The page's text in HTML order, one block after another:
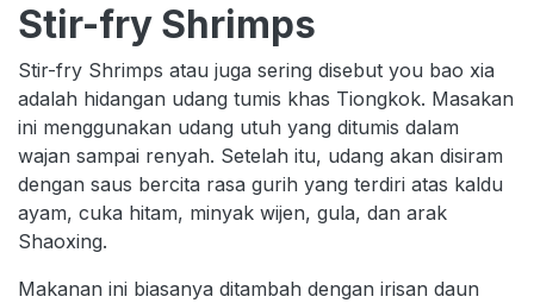
Stir-fry Shrimps
Stir-fry Shrimps atau juga sering disebut you bao xia
adalah hidangan udang tumis khas Tiongkok. Masakan
ini menggunakan udang utuh yang ditumis dalam
wajan sampai renyah. Setelah itu, udang akan disiram
dengan saus bercita rasa gurih yang terdiri atas kaldu
ayam, cuka hitam, minyak wijen, gula, dan arak
Shaoxing.
Makanan ini biasanya ditambah dengan irisan daun